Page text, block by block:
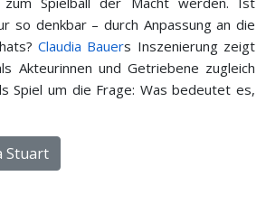
so denkbar – durch Anpassung an die
Claudia Bauers Inszenierung zeigt
Akteurinnen und Getriebene zugleich
Spiel um die Frage: Was bedeutet es,
Stuart